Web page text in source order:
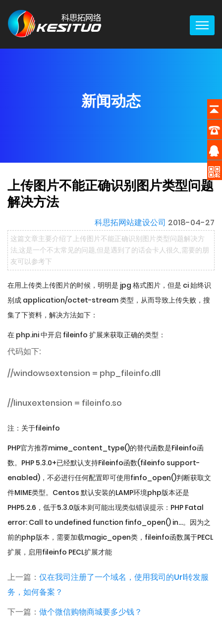
新闻动态
上传图片不能正确识别图片类型问题
解决方法
科思拓网站建设公司 2018-04-27
这篇文章主要介绍了上传图片不能正确识别图片类型问题解决方
法,这是一个不太常见的问题,但是遇到了的话会卡人很久,需要的朋
友可以参考下
在用上传类上传图片的时候，明明是 jpg 格式图片，但是 ci 始终识
别成 application/octet-stream 类型，从而导致上传失败，搜
集了下资料，解决方法如下：
在 php.ini 中开启 fileinfo 扩展来获取正确的类型：
代码如下:
//windowsextension = php_fileinfo.dll
//linuxextension = fileinfo.so
注：关于fileinfo
PHP官方推荐mime_content_type()的替代函数是Fileinfo函
数。PHP 5.3.0+已经默认支持Fileinfo函数(fileinfo support-
enabled)，不必进行任何配置即可使用finfo_open()判断获取文
件MIME类型。Centos 默认安装的LAMP环境php版本还是
PHP5.2.6，低于5.3.0版本则可能出现类似错误提示：PHP Fatal
error: Call to undefined function finfo_open() in…。因为之
前的php版本，需要加载magic_open类，fileinfo函数属于PECL
扩展，启用fileinfo PECL扩展才能
上一篇： 仅在我司注册了一个域名，使用我司的Url转发服
务，如何备案？
下一篇： 做个微信购物商城要多少钱？